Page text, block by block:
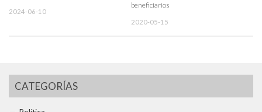
2024-06-10
beneficiarios
2020-05-15
CATEGORÍAS